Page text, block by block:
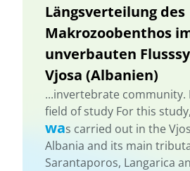
Längsverteilung des
Makrozoobenthos
unverbauten
Vjosa (Albanien)
...invertebrate community.
field of study For this
was carried out in the
Albania and its main
Sarantaporos, Langarica